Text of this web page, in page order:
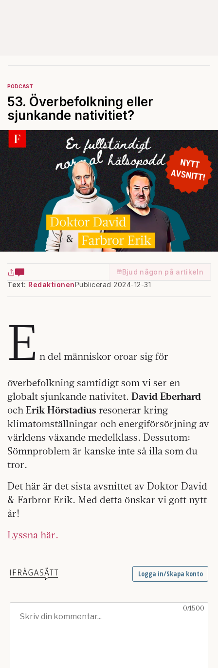
PODCAST
53. Överbefolkning eller
sjunkande nativitiet?
Bjud någon på artikeln
Text: RedaktionenPublicerad 2024-12-31
E n del människor oroar sig för
överbefolkning samtidigt som vi ser en
globalt sjunkande nativitet. David Eberhard
och Erik Hörstadius resonerar kring
klimatomställningar och energiförsörjning av
världens växande medelklass. Dessutom:
Sömnproblem är kanske inte så illa som du
tror.
Det här är det sista avsnittet av Doktor David
& Farbror Erik. Med detta önskar vi gott nytt
år!
Lyssna här.